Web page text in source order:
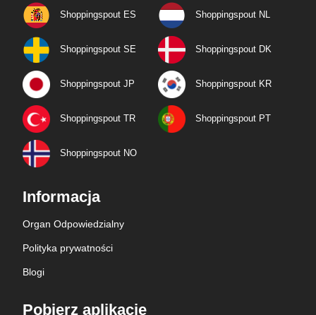
Shoppingspout ES Shoppingspout NL
Shoppingspout SE Shoppingspout DK
Shoppingspout JP Shoppingspout KR
Shoppingspout TR Shoppingspout PT
Shoppingspout NO
Informacja
Organ Odpowiedzialny
Polityka prywatności
Blogi
Pobierz aplikacje